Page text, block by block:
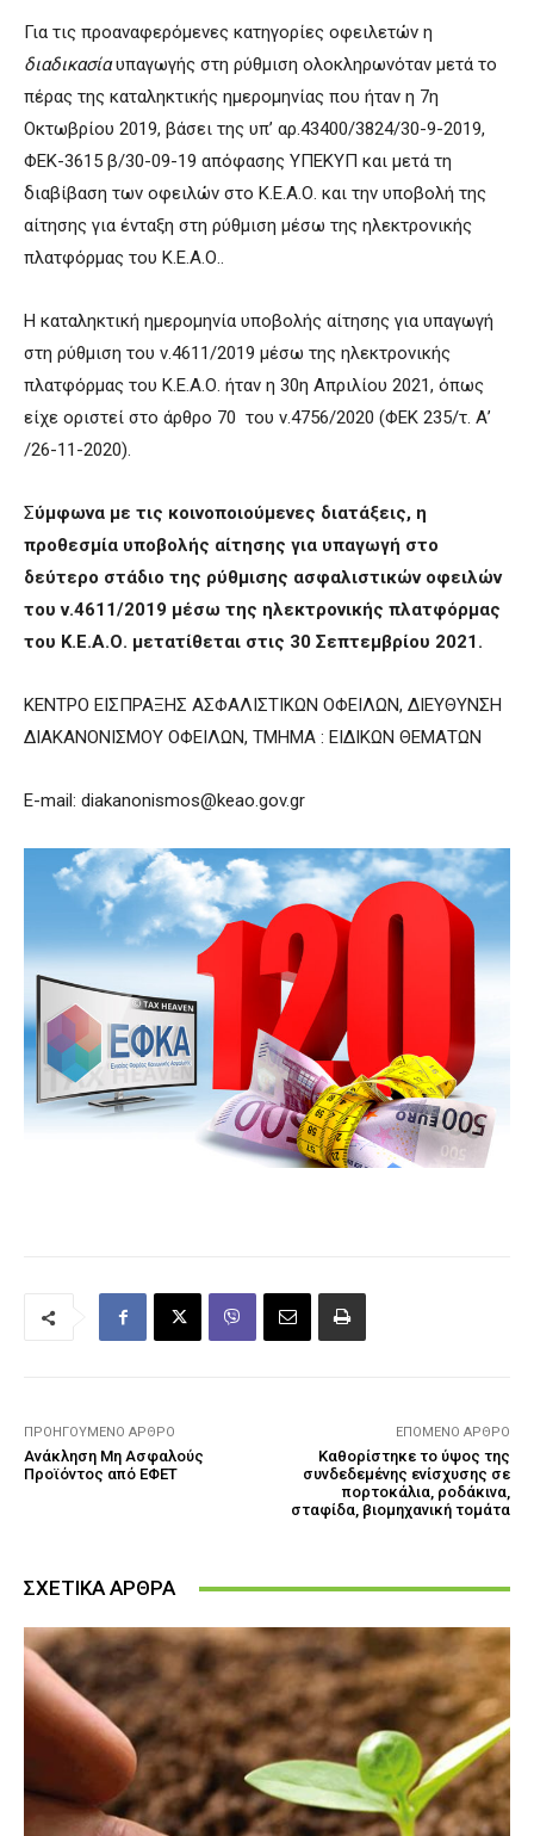
Για τις προαναφερόμενες κατηγορίες οφειλετών η
διαδικασίαυπαγωγής στη ρύθμιση ολοκληρωνόταν μετά το
πέρας της καταληκτικής ημερομηνίας που ήταν η 7η
Οκτωβρίου 2019, βάσει της υπ’ αρ.43400/3824/30-9-2019,
ΦΕΚ-3615 β/30-09-19 απόφασης ΥΠΕΚΥΠ και μετά τη
διαβίβαση των οφειλών στο Κ.Ε.Α.Ο. και την υποβολή της
αίτησης για ένταξη στη ρύθμιση μέσω της ηλεκτρονικής
πλατφόρμας του Κ.Ε.Α.Ο..
Η καταληκτική ημερομηνία υποβολής αίτησης για υπαγωγή
στη ρύθμιση του ν.4611/2019 μέσω της ηλεκτρονικής
πλατφόρμας του Κ.Ε.Α.Ο. ήταν η 30η Απριλίου 2021, όπως
είχε οριστεί στο άρθρο 70 του ν.4756/2020 (ΦΕΚ 235/τ. Α’
/26-11-2020).
Σύμφωνα με τις κοινοποιούμενες διατάξεις, η
προθεσμία υποβολής αίτησης για υπαγωγή στο
δεύτερο στάδιο της ρύθμισης ασφαλιστικών οφειλών
του ν.4611/2019 μέσω της ηλεκτρονικής πλατφόρμας
του Κ.Ε.Α.Ο. μετατίθεται στις 30 Σεπτεμβρίου 2021.
ΚΕΝΤΡΟ ΕΙΣΠΡΑΞΗΣ ΑΣΦΑΛΙΣΤΙΚΩΝ ΟΦΕΙΛΩΝ, ΔΙΕΥΘΥΝΣΗ
ΔΙΑΚΑΝΟΝΙΣΜΟΥ ΟΦΕΙΛΩΝ, ΤΜΗΜΑ : ΕΙΔΙΚΩΝ ΘΕΜΑΤΩΝ
Ε-mail: diakanonismos@keao.gov.gr
ΠΡΟΗΓΟΎΜΕΝΟ ΆΡΘΡΟ
Ανάκληση Μη Ασφαλούς
Προϊόντος από ΕΦΕΤ
ΕΠΌΜΕΝΟ ΆΡΘΡΟ
Καθορίστηκε το ύψος της
συνδεδεμένης ενίσχυσης σε
πορτοκάλια, ροδάκινα,
σταφίδα, βιομηχανική τομάτα
ΣΧΕΤΙΚΑ ΑΡΘΡΑ